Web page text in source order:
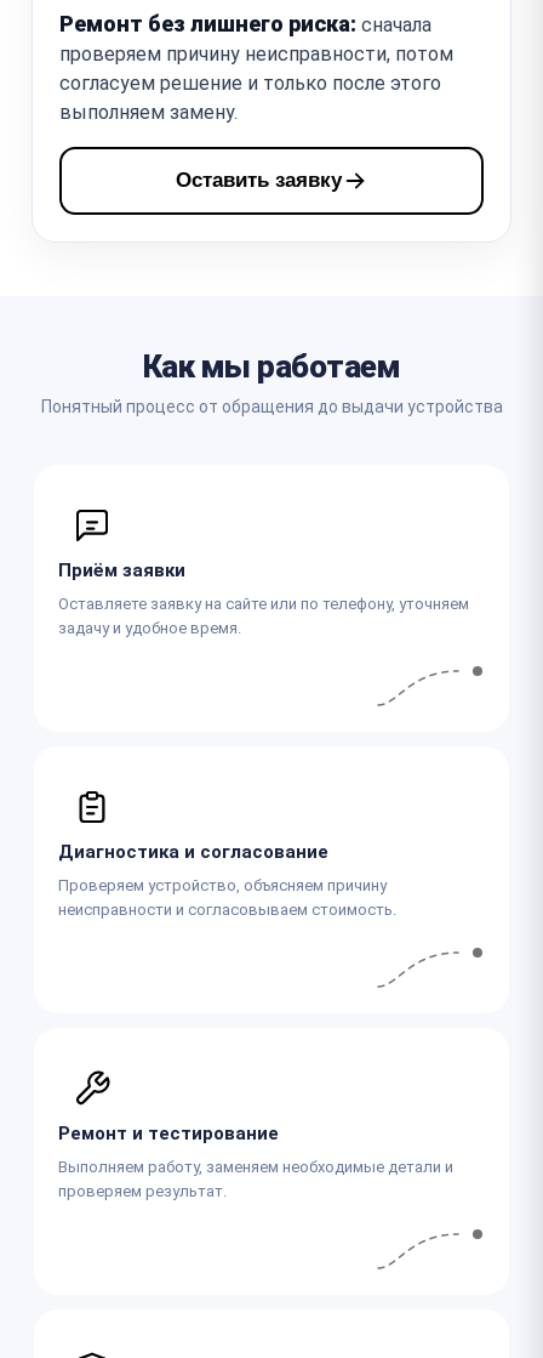
Ремонт без лишнего риска: сначала
проверяем причину неисправности, потом
согласуем решение и только после этого
выполняем замену.
Оставить заявку
Как мы работаем
Понятный процесс от обращения до выдачи устройства
Приём заявки
Оставляете заявку на сайте или по телефону, уточняем
задачу и удобное время.
Диагностика и согласование
Проверяем устройство, объясняем причину
неисправности и согласовываем стоимость.
Ремонт и тестирование
Выполняем работу, заменяем необходимые детали и
проверяем результат.